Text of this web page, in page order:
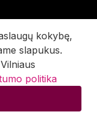
kokybę,
slapukus.
politika